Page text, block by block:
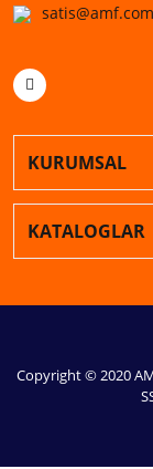
KURUMSAL
KATALOGLAR
Copyright © 2020